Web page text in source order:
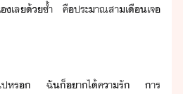
เล​้ซ้ำ​ ​คื​ประาณ​สา​เื​เจ​
ป​หร​ ​ฉั​็​าไ้​คารั​ ​าร​